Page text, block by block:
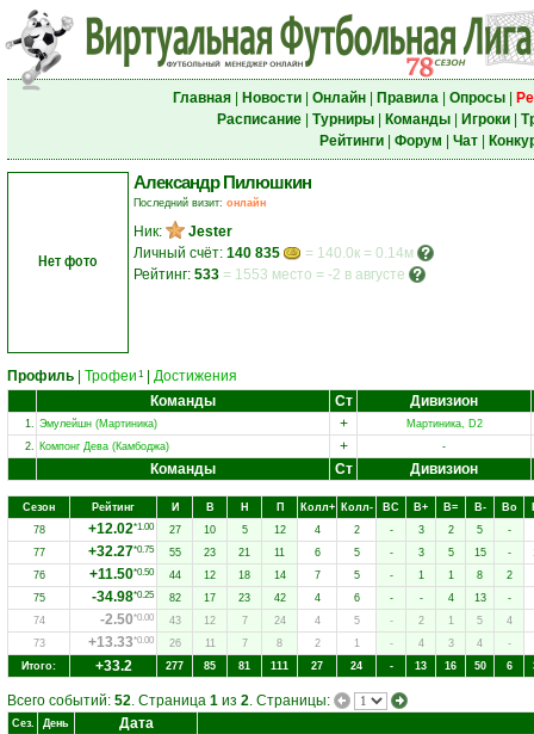
Главная| Новости| Онлайн| Правила| Опросы|
Расписание| Турниры| Команды| Игроки|
Рейтинги| Форум Чат|
Нет фото
Александр Пилюшкин
Последний визит: онлайн
Ник:
Jester
Личный счёт: 140 835
= 140.0к = 0.14м
Рейтинг: 533 = 1553 место = -2 в августе
Профиль Трофеи 1
Достижения
Команды
Ст Дивизион
1. Эмулейшн (Мартиника) +
Мартиника, D2
2. Компонг Дева (Камбоджа) + -
Команды Ст Дивизион
Сезон Рейтинг И В Н П Колл+ Колл- ВC В+ В= В- Вo
78
+12.02*1.00 27 10 5 12 4 2 - 3 2 5
-
77
+32.27*0.75 55 23 21 11 6 5 - 3 5 15 -
76
+11.50*0.50 44 12 18 14 7 5 - 1 1 8
2
75
-34.98*0.25 82 17 23 42 4 6 - - 4 13 -
74
-2.50*0.00 43 12 7 24 4 5 - 2 1 5
4
73
+13.33*0.00 26 11 7 8 2 1 - 4 3 4
-
Итого:
+33.2 277 85 81 111 27 24 - 13 16 50 6
Всего событий: 52. Страница 1 из 2. Страницы:
Сез. День Дата